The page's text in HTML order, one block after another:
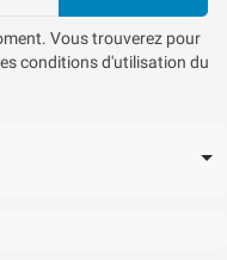
Vous trouverez pour
conditions d'utilisation du